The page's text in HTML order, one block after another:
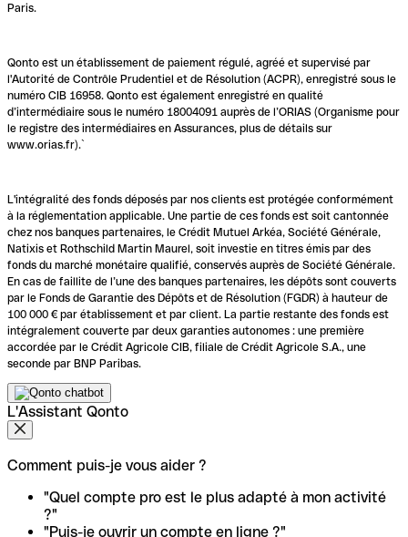
Paris.
Qonto est un établissement de paiement régulé, agréé et supervisé par
l'Autorité de Contrôle Prudentiel et de Résolution (ACPR), enregistré sous le
numéro CIB 16958. Qonto est également enregistré en qualité
d’intermédiaire sous le numéro 18004091 auprès de l’ORIAS (Organisme pour
le registre des intermédiaires en Assurances, plus de détails sur
www.orias.fr).`
L'intégralité des fonds déposés par nos clients est protégée conformément
à la réglementation applicable. Une partie de ces fonds est soit cantonnée
chez nos banques partenaires, le Crédit Mutuel Arkéa, Société Générale,
Natixis et Rothschild Martin Maurel, soit investie en titres émis par des
fonds du marché monétaire qualifié, conservés auprès de Société Générale.
En cas de faillite de l’une des banques partenaires, les dépôts sont couverts
par le Fonds de Garantie des Dépôts et de Résolution (FGDR) à hauteur de
100 000 € par établissement et par client. La partie restante des fonds est
intégralement couverte par deux garanties autonomes : une première
accordée par le Crédit Agricole CIB, filiale de Crédit Agricole S.A., une
seconde par BNP Paribas.
L'Assistant Qonto
Comment puis-je vous aider ?
"Quel compte pro est le plus adapté à mon activité
?"
"Puis-je ouvrir un compte en ligne ?"